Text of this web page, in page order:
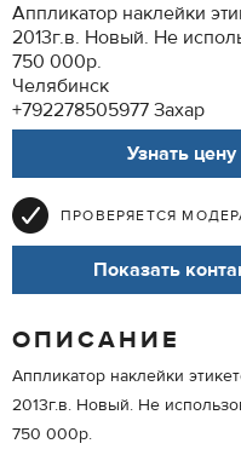
Аппликатор наклейки
2013г.в. Новый. Не
750 000р.
Челябинск
+792278505977 Захар
Узнать цену
ПРОВЕРЯЕТСЯ
Показать
ОПИСАНИЕ
Аппликатор наклейки
2013г.в. Новый. Не
750 000р.